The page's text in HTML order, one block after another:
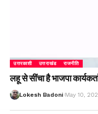
उत्तरकाशी उत्तराखंड राजनीति
लहू से सींचा है भाजपा
Lokesh Badoni May 10,